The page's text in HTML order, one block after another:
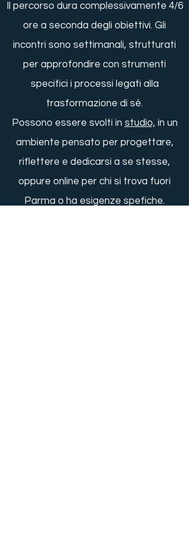
Il percorso dura complessivamente 4/6
ore a seconda degli obiettivi. Gli
incontri sono settimanali, strutturati
per approfondire con strumenti
specifici i processi legati alla
trasformazione di sé.
Possono essere svolti in studio, in un
ambiente pensato per progettare,
riflettere e dedicarsi a se stesse,
oppure online per chi si trova fuori
Parma o ha esigenze spefiche.